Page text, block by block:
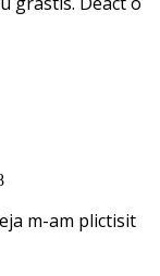
m-am plictisit